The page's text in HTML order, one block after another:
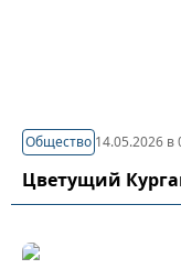
Общество 14.05.2026 в
Цветущий